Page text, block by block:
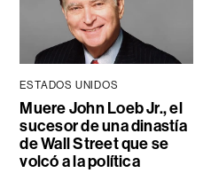
ESTADOS UNIDOS
Muere John Loeb Jr., el
sucesor de una dinastía
de Wall Street que se
volcó a la política